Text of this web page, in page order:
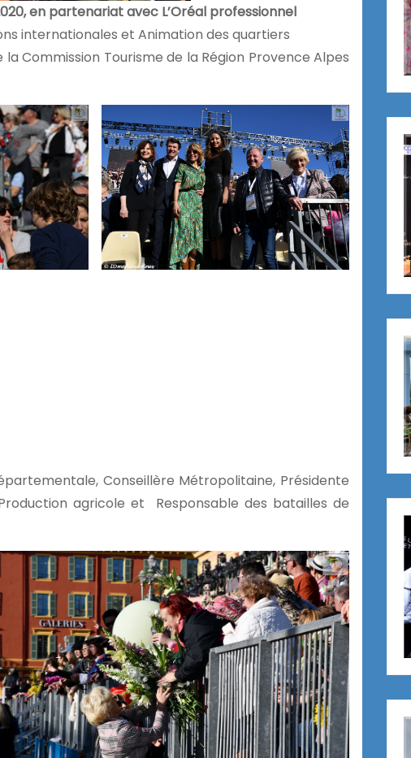
en partenariat avec L’Oréal professionnel
internationales et Animation des quartiers
Commission Tourisme de la Région Provence Alpes
Conseillère Métropolitaine, Présidente
agricole et Responsable des batailles de